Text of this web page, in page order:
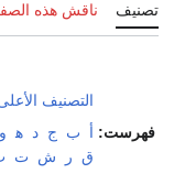
تصنيف ناقش هذه
فهرست:
التصنيف
أ
ب ج د ﻫ و
ق
ر ش ت